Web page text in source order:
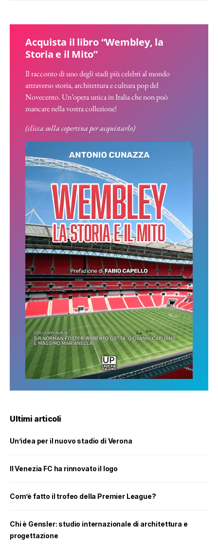
Acquista il libro “Wembley, la
Storia e il Mito”
Il racconto di uno degli stadi più celebri al mondo
attraverso storia, architettura e cultura pop del
Novecento. Un’opera unica in Italia che non può
mancare nella vostra collezione!
(clicca sulla copertina per acquistarlo)
Ultimi articoli
Un’idea per il nuovo stadio di Verona
Il Venezia FC ha rinnovato il logo
Com’è fatto il trofeo della Premier League?
Chi è Gensler: studio internazionale di architettura e
progettazione